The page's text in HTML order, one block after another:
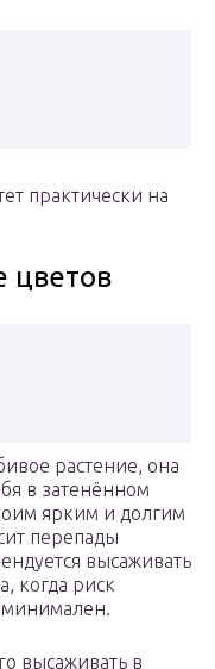
практически на
цветов
растение, она
в затенённом
ярким и долгим
перепады
высаживать
когда риск
минимален.
высаживать в